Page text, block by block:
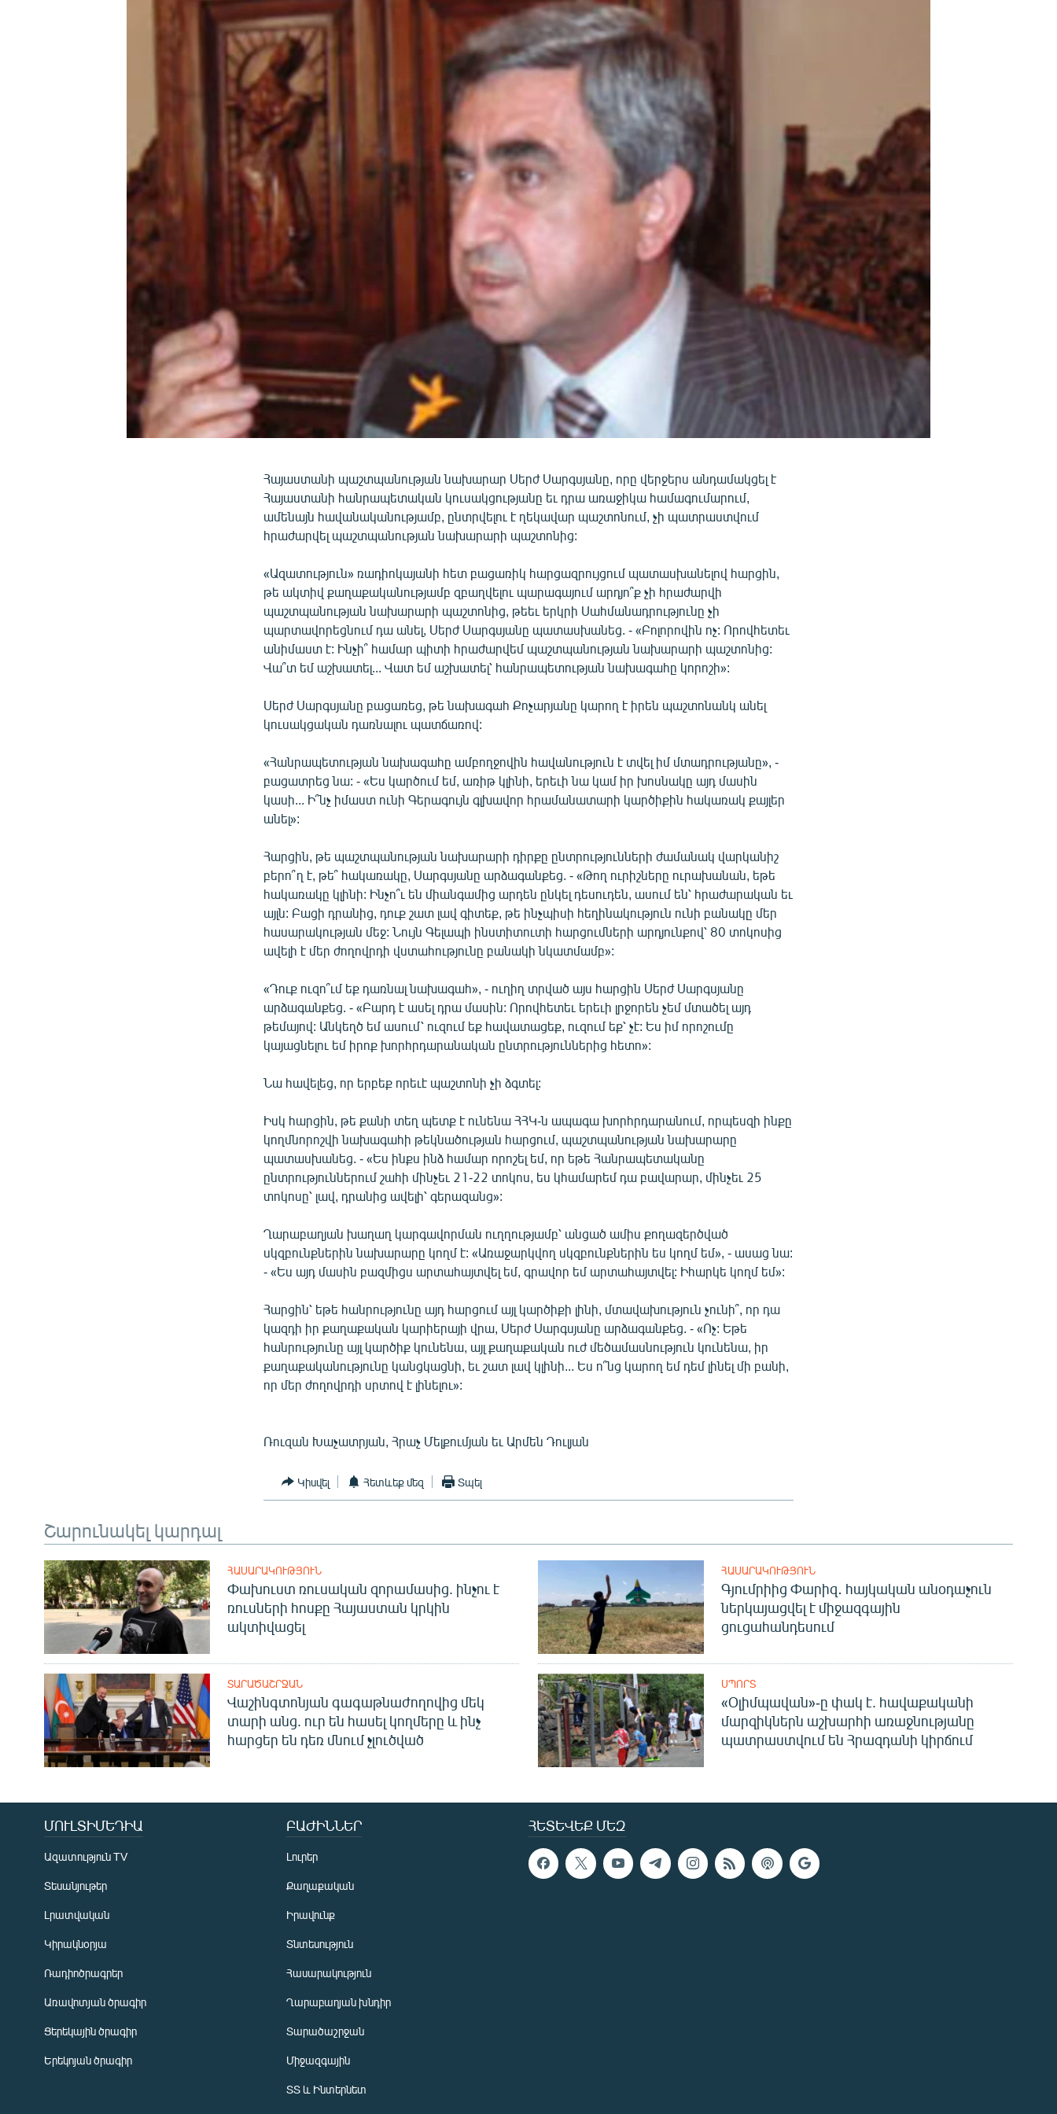
ՁԳՏԵԼՈՎ ԼԱՎԱԳՈՒՅՆԻՆ
Հայաստանի պաշտպանության նախարար Սերժ Սարգսյանը, որը վերջերս անդամակցել է
Հայաստանի հանրապետական կուսակցությանը եւ դրա առաջիկա համագումարում,
ամենայն հավանականությամբ, ընտրվելու է ղեկավար պաշտոնում, չի պատրաստվում
հրաժարվել պաշտպանության նախարարի պաշտոնից:
«Ազատություն» ռադիոկայանի հետ բացառիկ հարցազրույցում պատասխանելով հարցին,
թե ակտիվ քաղաքականությամբ զբաղվելու պարագայում արդյո՞ք չի հրաժարվի
պաշտպանության նախարարի պաշտոնից, թեեւ երկրի Սահմանադրությունը չի
պարտավորեցնում դա անել, Սերժ Սարգսյանը պատասխանեց. - «Բոլորովին ոչ: Որովհետեւ
անիմաստ է: Ինչի՞ համար պիտի հրաժարվեմ պաշտպանության նախարարի պաշտոնից:
Վա՞տ եմ աշխատել... Վատ եմ աշխատել՝ հանրապետության նախագահը կորոշի»:
Սերժ Սարգսյանը բացառեց, թե նախագահ Քոչարյանը կարող է իրեն պաշտոնանկ անել
կուսակցական դառնալու պատճառով:
«Հանրապետության նախագահը ամբողջովին հավանություն է տվել իմ մտադրությանը», -
բացատրեց նա: - «Ես կարծում եմ, առիթ կլինի, երեւի նա կամ իր խոսնակը այդ մասին
կասի... Ի՞նչ իմաստ ունի Գերագույն գլխավոր հրամանատարի կարծիքին հակառակ քայլեր
անել»:
Հարցին, թե պաշտպանության նախարարի դիրքը ընտրությունների ժամանակ վարկանիշ
բերո՞ղ է, թե՞ հակառակը, Սարգսյանը արձագանքեց. - «Թող ուրիշները ուրախանան, եթե
հակառակը կլինի: Ինչո՞ւ են միանգամից արդեն ընկել դեսուդեն, ասում են՝ հրաժարական եւ
այլն: Բացի դրանից, դուք շատ լավ գիտեք, թե ինչպիսի հեղինակություն ունի բանակը մեր
հասարակության մեջ: Նույն Գելապի ինստիտուտի հարցումների արդյունքով՝ 80 տոկոսից
ավելի է մեր ժողովրդի վստահությունը բանակի նկատմամբ»:
«Դուք ուզո՞ւմ եք դառնալ նախագահ», - ուղիղ տրված այս հարցին Սերժ Սարգսյանը
արձագանքեց. - «Բարդ է ասել դրա մասին: Որովհետեւ երեւի լրջորեն չեմ մտածել այդ
թեմայով: Անկեղծ եմ ասում՝ ուզում եք հավատացեք, ուզում եք՝ չէ: Ես իմ որոշումը
կայացնելու եմ իրոք խորհրդարանական ընտրություններից հետո»:
Նա հավելեց, որ երբեք որեւէ պաշտոնի չի ձգտել:
Իսկ հարցին, թե քանի տեղ պետք է ունենա ՀՀԿ-ն ապագա խորհրդարանում, որպեսզի ինքը
կողմնորոշվի նախագահի թեկնածության հարցում, պաշտպանության նախարարը
պատասխանեց. - «Ես ինքս ինձ համար որոշել եմ, որ եթե Հանրապետականը
ընտրություններում շահի մինչեւ 21-22 տոկոս, ես կհամարեմ դա բավարար, մինչեւ 25
տոկոսը՝ լավ, դրանից ավելի՝ գերազանց»:
Ղարաբաղյան խաղաղ կարգավորման ուղղությամբ՝ անցած ամիս քողազերծված
սկզբունքներին նախարարը կողմ է: «Առաջարկվող սկզբունքներին ես կողմ եմ», - ասաց նա:
- «Ես այդ մասին բազմիցս արտահայտվել եմ, գրավոր եմ արտահայտվել: Իհարկե կողմ եմ»:
Հարցին՝ եթե հանրությունը այդ հարցում այլ կարծիքի լինի, մտավախություն չունի՞, որ դա
կազդի իր քաղաքական կարիերայի վրա, Սերժ Սարգսյանը արձագանքեց. - «Ոչ: Եթե
հանրությունը այլ կարծիք կունենա, այլ քաղաքական ուժ մեծամասնություն կունենա, իր
քաղաքականությունը կանցկացնի, եւ շատ լավ կլինի... Ես ո՞նց կարող եմ դեմ լինել մի բանի,
որ մեր ժողովրդի սրտով է լինելու»:
Ռուզան Խաչատրյան, Հրաչ Մելքումյան եւ Արմեն Դուլյան
Կիսվել Հետևեք մեզ Տպել
Շարունակել կարդալ
ՀԱՍԱՐԱԿՈՒԹՅՈՒՆ
Փախուստ ռուսական զորամասից. ինչու է
ռուսների հոսքը Հայաստան կրկին
ակտիվացել
ՀԱՍԱՐԱԿՈՒԹՅՈՒՆ
Գյումրիից Փարիզ․ հայկական անօդաչուն
ներկայացվել է միջազգային
ցուցահանդեսում
ՏԱՐԱԾԱՇՐՋԱՆ
Վաշինգտոնյան գագաթնաժողովից մեկ
տարի անց. ուր են հասել կողմերը և ինչ
հարցեր են դեռ մնում չլուծված
ՍՊՈՐՏ
«Օլիմպավան»-ը փակ է. հավաքականի
մարզիկներն աշխարհի առաջնությանը
պատրաստվում են Հրազդանի կիրճում
ՀԵՏԵՎԵՔ ՄԵԶ
ՄՈՒԼՏԻՄԵԴԻԱ
Ազատություն TV
Տեսանյութեր
Լրատվական
Կիրակնօրյա
Ռադիոծրագրեր
Առավոտյան ծրագիր
Ցերեկային ծրագիր
Երեկոյան ծրագիր
ԲԱԺԻՆՆԵՐ
Լուրեր
Քաղաքական
Իրավունք
Տնտեսություն
Հասարակություն
Ղարաբաղյան խնդիր
Տարածաշրջան
Միջազգային
ՏՏ և Ինտերնետ